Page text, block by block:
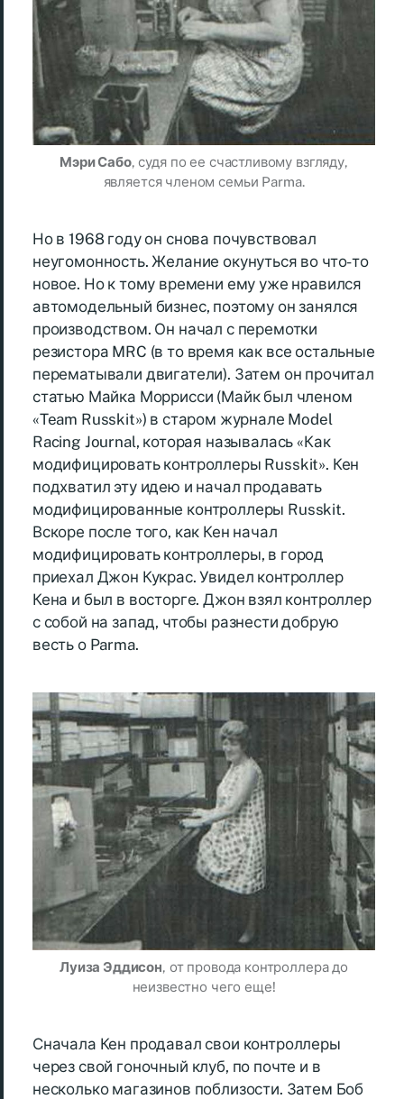
Мэри Сабо, судя по ее счастливому взгляду,
является членом семьи Parma.
Но в 1968 году он снова почувствовал
неугомонность. Желание окунуться во что-то
новое. Но к тому времени ему уже нравился
автомодельный бизнес, поэтому он занялся
производством. Он начал с перемотки
резистора MRC (в то время как все остальные
перематывали двигатели). Затем он прочитал
статью Майка Моррисси (Майк был членом
«Team Russkit») в старом журнале Model
Racing Journal, которая называлась «Как
модифицировать контроллеры Russkit». Кен
подхватил эту идею и начал продавать
модифицированные контроллеры Russkit.
Вскоре после того, как Кен начал
модифицировать контроллеры, в город
приехал Джон Кукрас. Увидел контроллер
Кена и был в восторге. Джон взял контроллер
с собой на запад, чтобы разнести добрую
весть о Parma.
Луиза Эддисон, от провода контроллера до
неизвестно чего еще!
Сначала Кен продавал свои контроллеры
через свой гоночный клуб, по почте и в
несколько магазинов поблизости. Затем Боб